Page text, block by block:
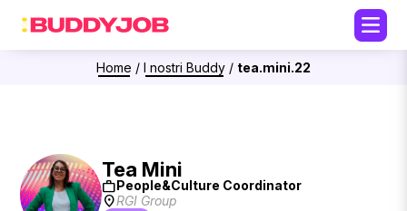
Home / I nostri Buddy / tea.mini.22
Tea Mini
workPeople&Culture Coordinator
location_onRGI Group